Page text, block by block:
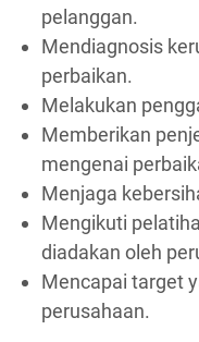
pelanggan.
Mendiagnosis
perbaikan.
Melakukan
Memberikan
mengenai
Menjaga
Mengikuti
diadakan oleh
Mencapai target
perusahaan.